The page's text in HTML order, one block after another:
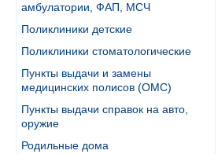
амбулатории, ФАП, МСЧ
Поликлиники детские
Поликлиники стоматологические
Пункты выдачи и замены
медицинских полисов (ОМС)
Пункты выдачи справок на авто,
оружие
Родильные дома